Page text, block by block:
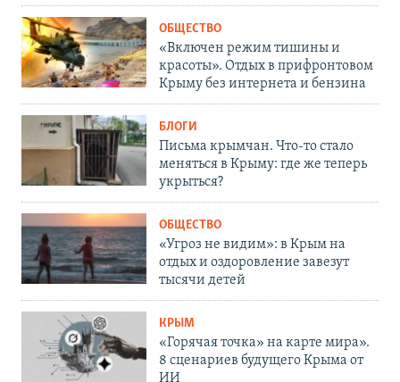
ОБЩЕСТВО
«Включен режим тишины и
красоты». Отдых в прифронтовом
Крыму без интернета и бензина
БЛОГИ
Письма крымчан. Что-то стало
меняться в Крыму: где же теперь
укрыться?
ОБЩЕСТВО
«Угроз не видим»: в Крым на
отдых и оздоровление завезут
тысячи детей
КРЫМ
«Горячая точка» на карте мира».
8 сценариев будущего Крыма от
ИИ